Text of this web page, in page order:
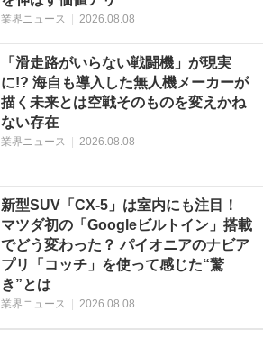
業界ニュース 2026.08.08
「滑走路がいらない戦闘機」が現実
に!? 海自も導入した無人機メーカーが
描く未来とは空戦そのものを変えかね
ない存在
業界ニュース | 2026.08.08
新型SUV「CX-5」は室内にも注目！
マツダ初の「Googleビルトイン」搭載
でどう変わった？ パイオニアのナビア
プリ「コッチ」を使って感じた“驚
き”とは
業界ニュース | 2026.08.08